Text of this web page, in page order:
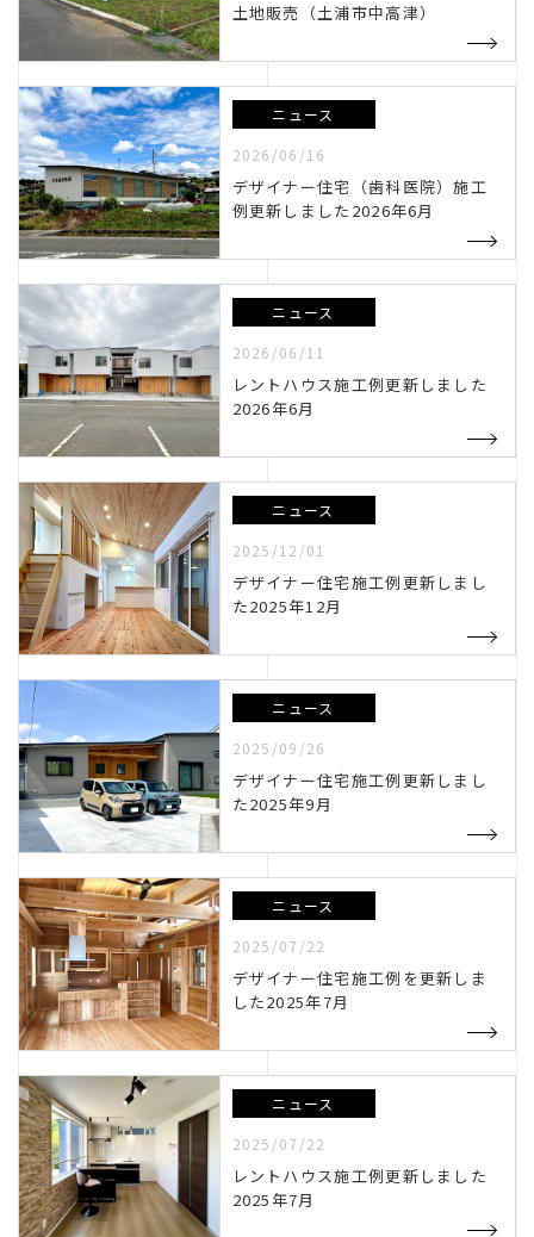
武川設計室
クローバーハウスセミナー
クローバーハウスセミナー
里山住宅
トップページ お問い合わせ
トピックス 個人情報保護方針
会社概要 リンク
土地販売（土浦市中高津）
ニュース
2026/06/16
デザイナー住宅（歯科医院）施工
例更新しました2026年6月
ニュース
2026/06/11
レントハウス施工例更新しました
2026年6月
ニュース
2025/12/01
デザイナー住宅施工例更新しまし
た2025年12月
ニュース
2025/09/26
デザイナー住宅施工例更新しまし
た2025年9月
ニュース
2025/07/22
デザイナー住宅施工例を更新しま
した2025年7月
ニュース
2025/07/22
レントハウス施工例更新しました
2025年7月